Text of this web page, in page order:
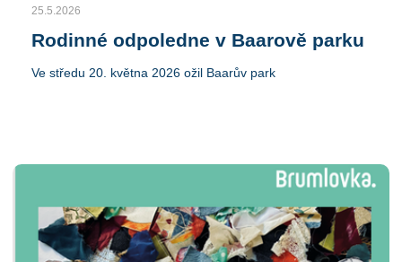
25.5.2026
Rodinné odpoledne v Baarově parku
Ve středu 20. května 2026 ožil Baarův park